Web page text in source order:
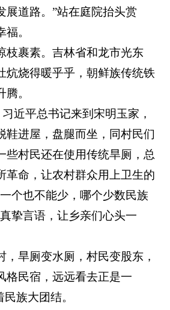
展道路。”站在庭院抬头赏
。
枝裹素。吉林省和龙市光东
炕烧得暖乎乎，朝鲜族传统铁
。
近平总书记来到宋明玉家，
鞋进屋，盘腿而坐，同村民们
些村民还在使用传统旱厕，总
革命，让农村群众用上卫生的
个也不能少，哪个少数民族
挚言语，让乡亲们心头一
，旱厕变水厕，村民变股东，
格民宿，远远看去正是一
族大团结。